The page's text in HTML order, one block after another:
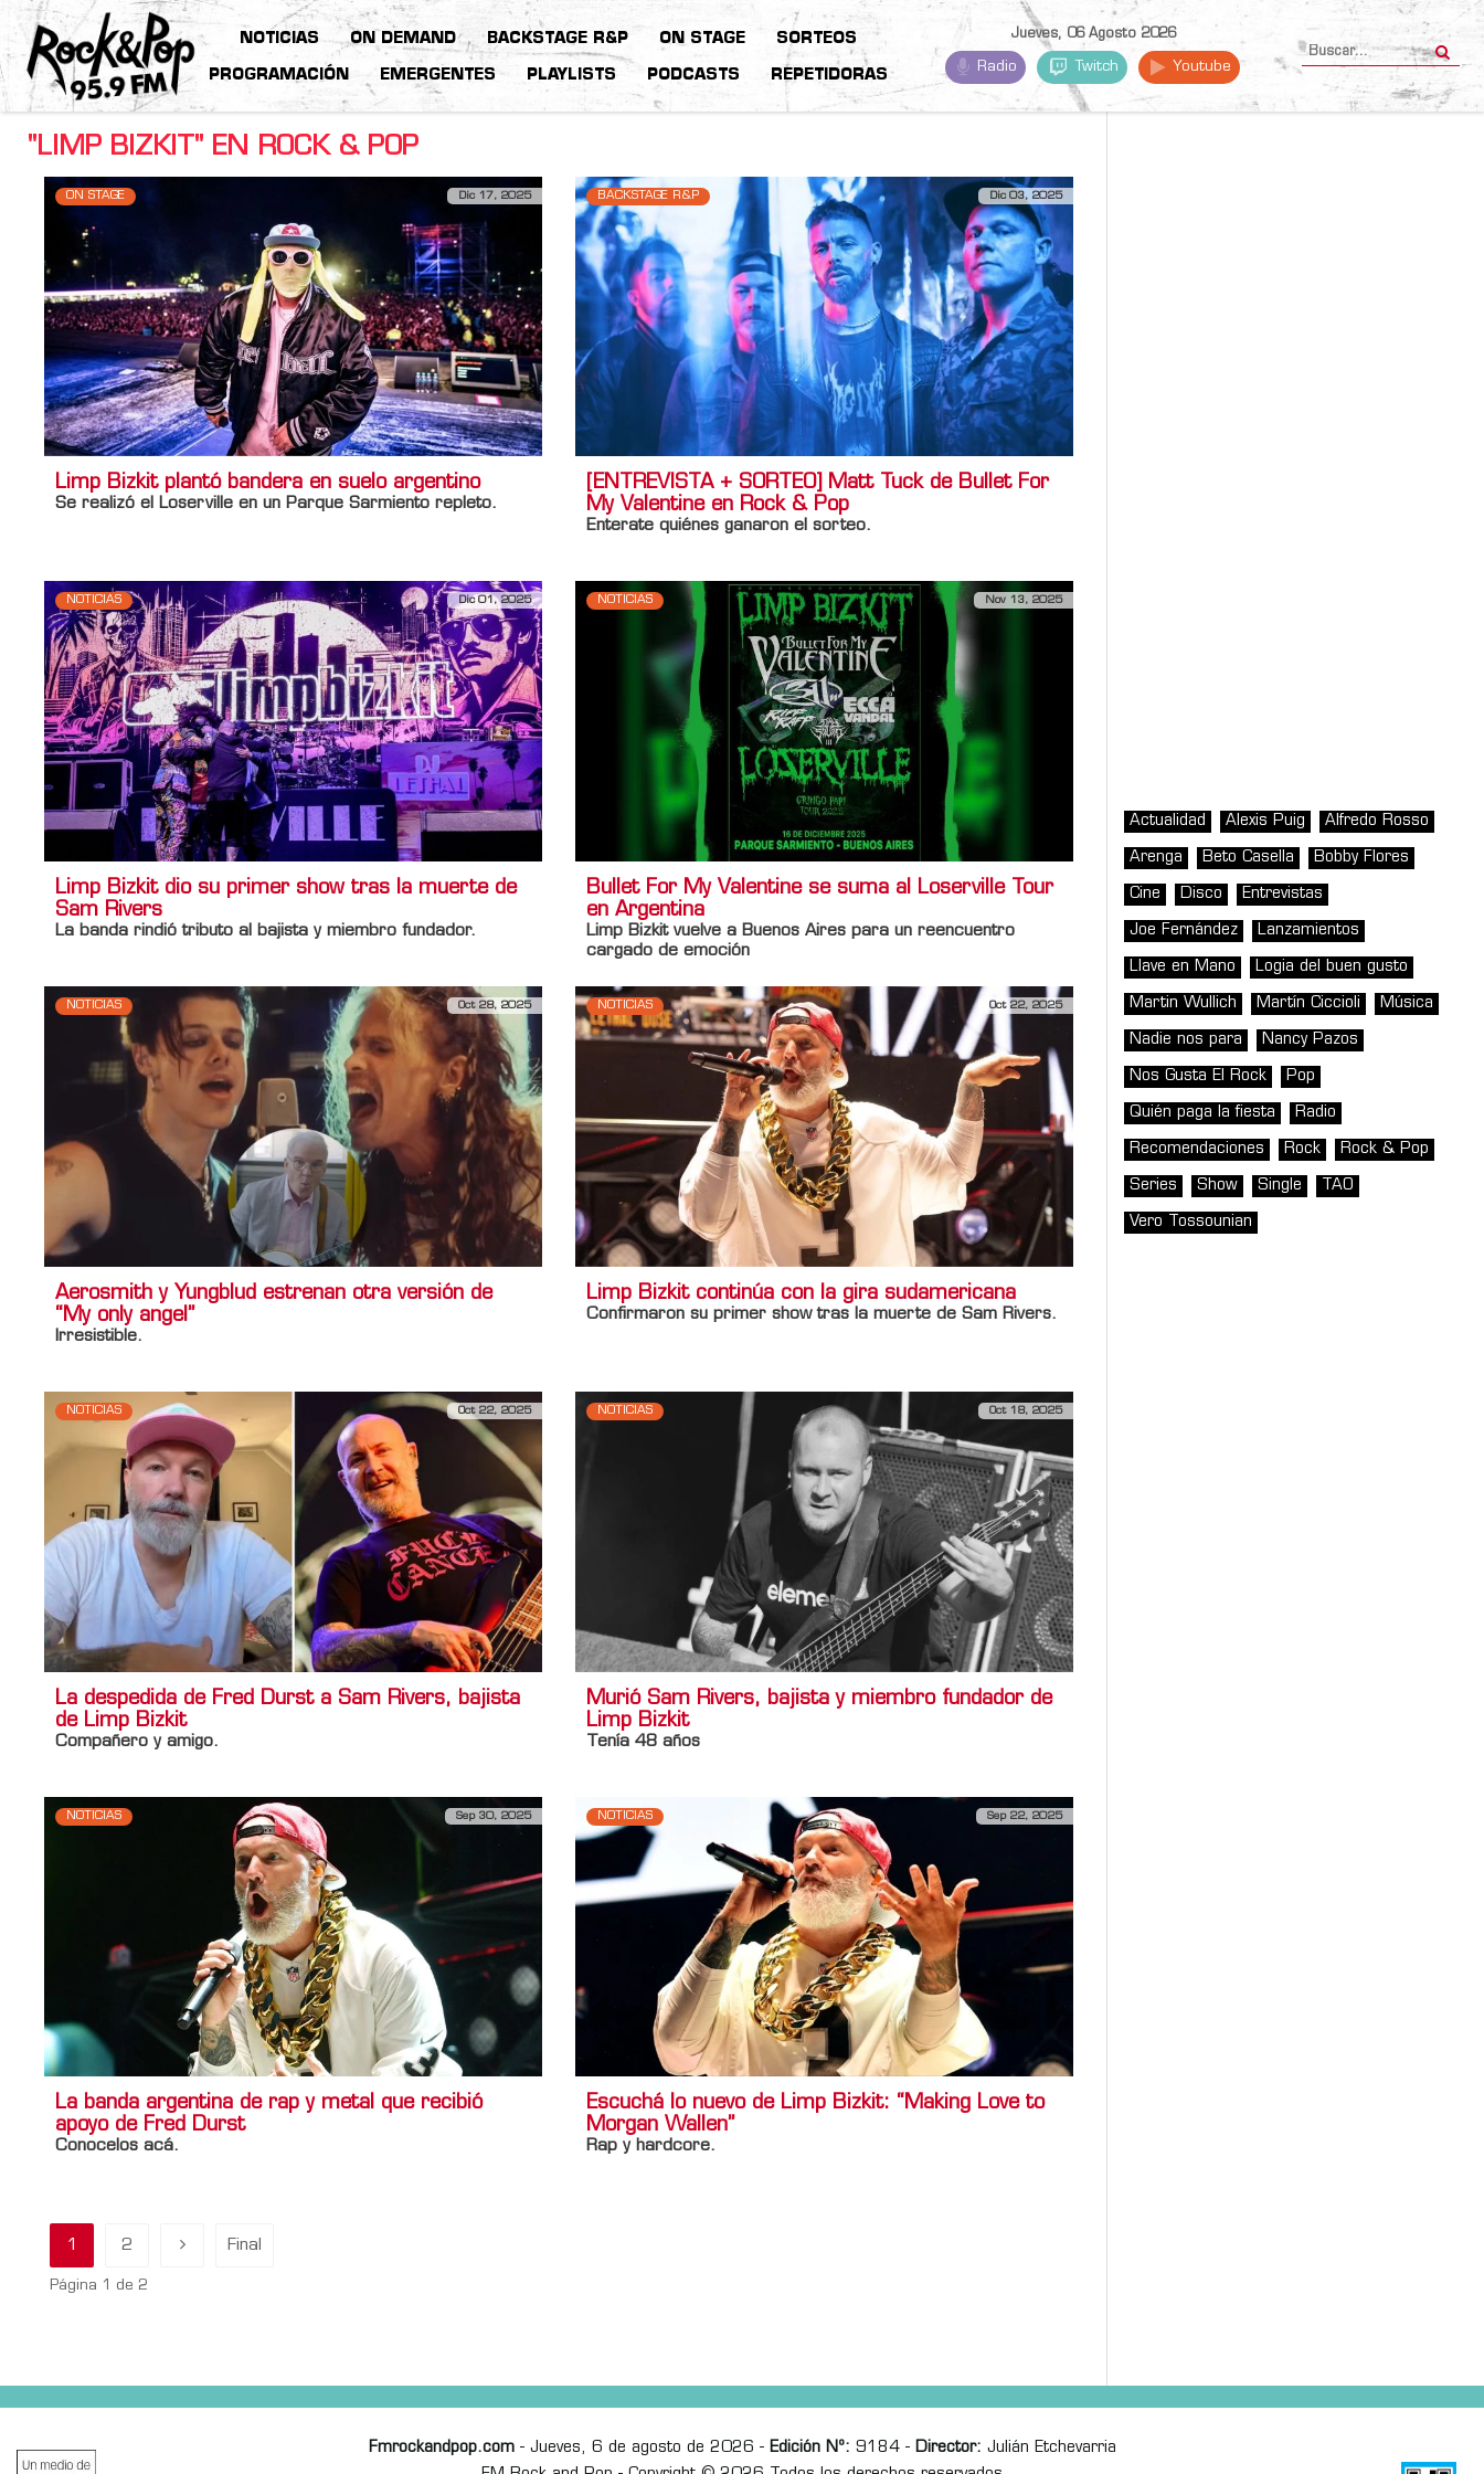
NOTICIAS ON DEMAND BACKSTAGE R&P ON STAGE SORTEOS
PROGRAMACIÓN EMERGENTES PLAYLISTS PODCASTS REPETIDORAS
Jueves, 06 Agosto 2026
Radio Twitch Youtube
"LIMP BIZKIT" EN ROCK & POP
ON STAGE Dic 17, 2025
Limp Bizkit plantó bandera en suelo argentino
Se realizó el Loserville en un Parque Sarmiento repleto.
BACKSTAGE R&P Dic 03, 2025
[ENTREVISTA + SORTEO] Matt Tuck de Bullet For
My Valentine en Rock & Pop
Enterate quiénes ganaron el sorteo.
NOTICIAS Dic 01, 2025
Limp Bizkit dio su primer show tras la muerte de
Sam Rivers
La banda rindió tributo al bajista y miembro fundador.
NOTICIAS Nov 13, 2025
Bullet For My Valentine se suma al Loserville Tour
en Argentina
Limp Bizkit vuelve a Buenos Aires para un reencuentro
cargado de emoción
NOTICIAS Oct 28, 2025
Aerosmith y Yungblud estrenan otra versión de
“My only angel”
Irresistible.
NOTICIAS Oct 22, 2025
Limp Bizkit continúa con la gira sudamericana
Confirmaron su primer show tras la muerte de Sam Rivers.
NOTICIAS Oct 22, 2025
La despedida de Fred Durst a Sam Rivers, bajista
de Limp Bizkit
Compañero y amigo.
NOTICIAS Oct 18, 2025
Murió Sam Rivers, bajista y miembro fundador de
Limp Bizkit
Tenía 48 años
NOTICIAS Sep 30, 2025
La banda argentina de rap y metal que recibió
apoyo de Fred Durst
Conocelos acá.
NOTICIAS Sep 22, 2025
Escuchá lo nuevo de Limp Bizkit: “Making Love to
Morgan Wallen”
Rap y hardcore.
1 2 Final
Página 1 de 2
Actualidad Alexis Puig Alfredo Rosso
Arenga Beto Casella Bobby Flores
Cine Disco Entrevistas
Joe Fernández Lanzamientos
Llave en Mano Logia del buen gusto
Martin Wullich Martín Ciccioli Música
Nadie nos para Nancy Pazos
Nos Gusta El Rock Pop
Quién paga la fiesta Radio
Recomendaciones Rock Rock & Pop
Series Show Single TAO
Vero Tossounian
Fmrockandpop.com- Jueves, 6 de agosto de 2026 - Edición Nº: 9184 - Director: Julián Etchevarria